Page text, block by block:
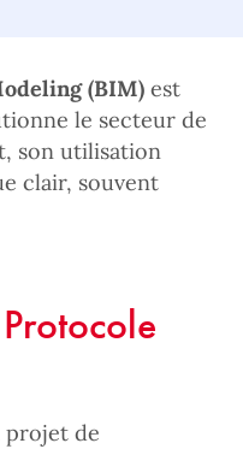
(BIM) est
le secteur de
son utilisation
clair, souvent
projet de